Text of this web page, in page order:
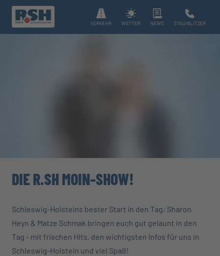
VERKEHR WETTER NEWS STAU/BLITZER
DIE R.SH MOIN-SHOW!
Schleswig-Holsteins bester Start in den Tag: Sharon
Heyn & Matze Schmak bringen euch gut gelaunt in den
Tag - mit frischen Hits, den wichtigsten Infos für uns in
Schleswig-Holstein und viel Spaß!